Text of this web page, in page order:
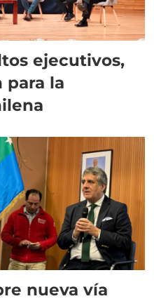
ejecutivos,
para la
nueva vía